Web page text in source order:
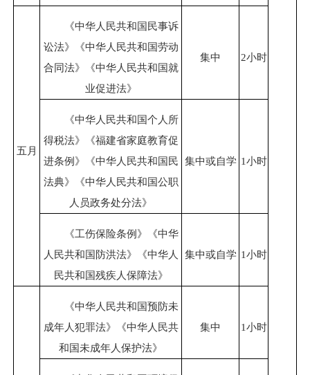
五月
《中华人民共和国民事诉
讼法》《中华人民共和国劳动
合同法》《中华人民共和国就
业促进法》
集中 2小时
《中华人民共和国个人所
得税法》《福建省家庭教育促
进条例》《中华人民共和国民
法典》《中华人民共和国公职
人员政务处分法》
集中或自学 1小时
《工伤保险条例》《中华
人民共和国防洪法》《中华人
民共和国残疾人保障法》
集中或自学 1小时
《中华人民共和国预防未
成年人犯罪法》《中华人民共
和国未成年人保护法》
集中 1小时